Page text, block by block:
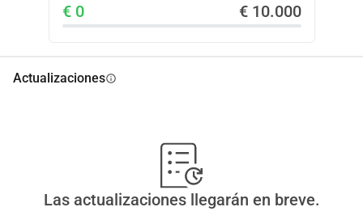
€ 0 € 10.000
Actualizacionesinfo
Las actualizaciones llegarán en breve.